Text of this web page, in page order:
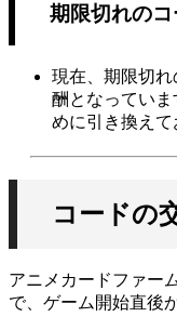
期限切れのコ
現在、期限切
酬となってい
めに引き換えて
コードの
アニメカードファー
で、ゲーム開始直後